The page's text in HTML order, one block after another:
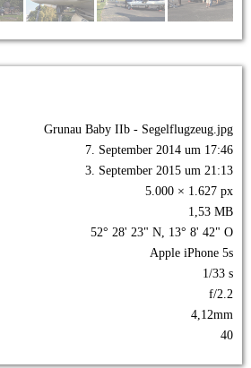
Grunau Baby IIb - Segelflugzeug.jpg
7. September 2014 um 17:46
3. September 2015 um 21:13
5.000 × 1.627 px
1,53 MB
52° 28' 23" N, 13° 8' 42" O
Apple iPhone 5s
1/33 s
f/2.2
4,12mm
40